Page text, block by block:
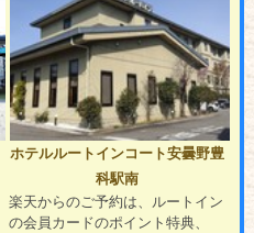
ホテルルートインコート安曇野豊
科駅南
楽天からのご予約は、ルートイン
の会員カードのポイント特典、